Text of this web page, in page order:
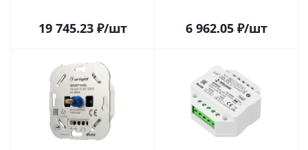
036199 в Сочи
19 745.23₽/шт
Сочи
6 962.05₽/шт